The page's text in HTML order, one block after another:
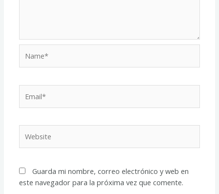
Guarda mi nombre, correo electrónico y web en
este navegador para la próxima vez que comente.